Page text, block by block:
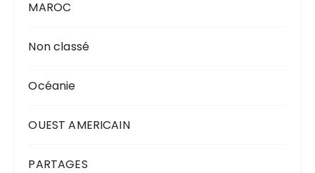
MAROC
Non classé
Océanie
OUEST AMERICAIN
PARTAGES